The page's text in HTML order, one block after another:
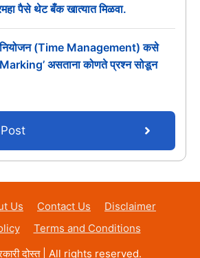
पैसे थेट बँक खात्यात मिळवा.
नियोजन (Time Management) कसे
असताना कोणते प्रश्न सोडून
Us Contact Us
Disclaimer
Terms and Conditions
दोस्त | All rights reserved.